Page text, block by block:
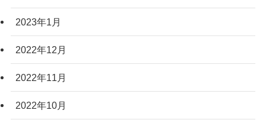
2023年1月
2022年12月
2022年11月
2022年10月